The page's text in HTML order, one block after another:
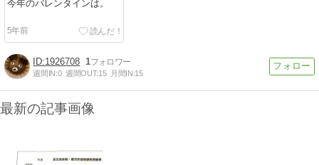
今年のバレンタインは。
5年前
1926708 1
週間IN:0 週間OUT:15 月間IN:15
最新の記事画像